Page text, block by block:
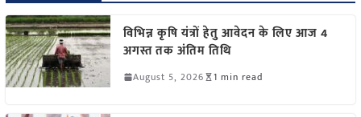
विभिन्न कृषि यंत्रों हेतु आवेदन के लिए आज 4
अगस्त तक अंतिम तिथि
August 5, 2026 1 min read